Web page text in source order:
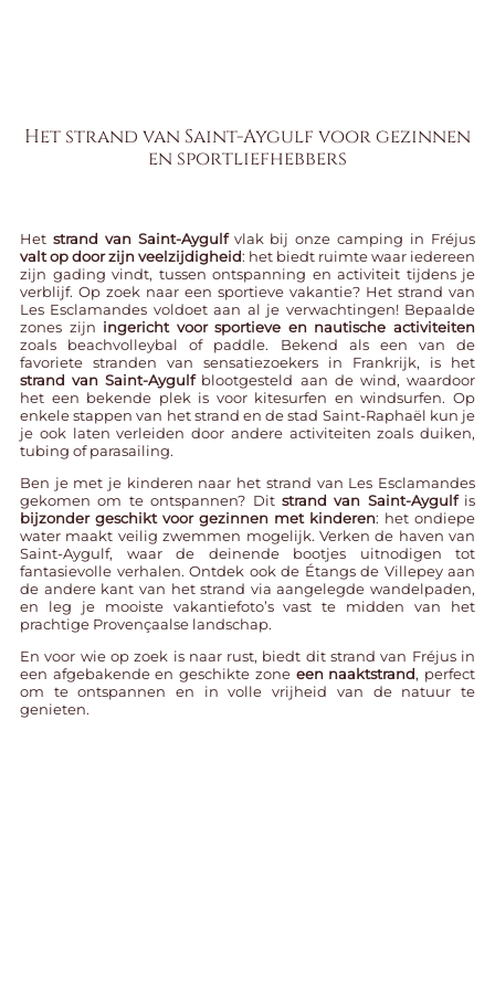
Het strand van Saint-Aygulf voor gezinnen
en sportliefhebbers
Het strand van Saint-Aygulfvlak bij onzecamping in Fréjus
valt op door zijn veelzijdigheid: het biedt ruimte waar iedereen
zijn gading vindt, tussen ontspanning en activiteit tijdens je
verblijf. Op zoek naar een sportieve vakantie? Het strand van
Les Esclamandes voldoet aan al je verwachtingen! Bepaalde
zones zijn ingericht voor sportieve en nautische activiteiten
zoals beachvolleybal of paddle. Bekend als een van de
favoriete stranden van sensatiezoekers in Frankrijk, is het
strand van Saint-Aygulfblootgesteld aan de wind, waardoor
het een bekende plek is voor kitesurfen en windsurfen. Op
enkele stappen van het strand en de stad Saint-Raphaël kun je
je ook laten verleiden door andere activiteiten zoals duiken,
tubing of parasailing.
Ben je met je kinderen naar het strand van Les Esclamandes
gekomen om te ontspannen? Dit strand van Saint-Aygulfis
bijzonder geschikt voor gezinnen met kinderen: het ondiepe
water maakt veilig zwemmen mogelijk. Verken de haven van
Saint-Aygulf, waar de deinende bootjes uitnodigen tot
fantasievolle verhalen. Ontdek ook de Étangs de Villepey aan
de andere kant van het strand via aangelegde wandelpaden,
en leg je mooiste vakantiefoto’s vast te midden van het
prachtige Provençaalse landschap.
En voor wie op zoek is naar rust, biedt dit strand van Fréjus in
een afgebakende en geschikte zone een naaktstrand, perfect
om te ontspannen en in volle vrijheid van de natuur te
genieten.